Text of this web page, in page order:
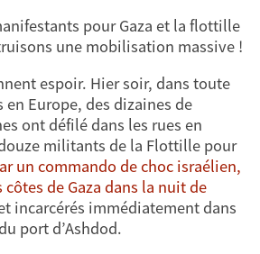
espoir. Hier soir, dans toute
en Europe, des dizaines de
ont défilé dans les rues en
militants de la Flottille pour
un commando de choc israélien,
de Gaza dans la nuit de
incarcérés immédiatement dans
port d’Ashdod.